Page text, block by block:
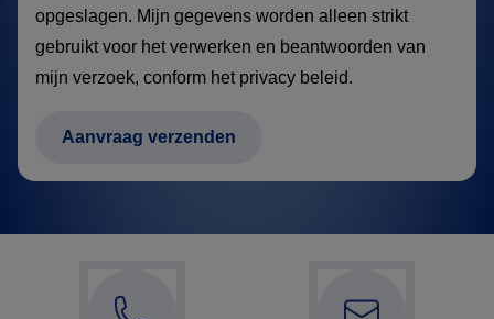
opgeslagen. Mijn gegevens worden alleen strikt
gebruikt voor het verwerken en beantwoorden van
mijn verzoek, conform het privacy beleid.